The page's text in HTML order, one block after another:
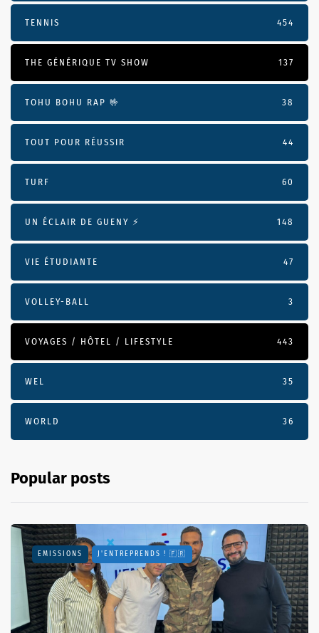
TENNIS 454
THE GÉNÉRIQUE TV SHOW 137
TOHU BOHU RAP 🤟 38
TOUT POUR RÉUSSIR 44
TURF 60
UN ÉCLAIR DE GUENY ⚡️ 148
VIE ÉTUDIANTE 47
VOLLEY-BALL 3
VOYAGES / HÔTEL / LIFESTYLE 443
WEL 35
WORLD 36
Popular posts
EMISSIONS J'ENTREPRENDS ! 🇫🇷